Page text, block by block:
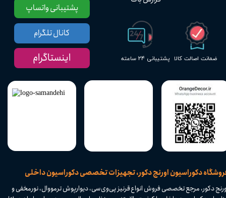
دکوراسیون اورنج دکور، تجهیزات تخصصی دکوراسیون داخلی
پشتیبانی ۲۴ ساعته ضمانت اصالت کالا
دکور، مرجع تخصصی فروش انواع قرنیز پی‌وی‌سی، دیوارپوش ترمووال، نورمخفی و
پشتیبانی واتساپ
کانال تلگرام
اینستاگرام